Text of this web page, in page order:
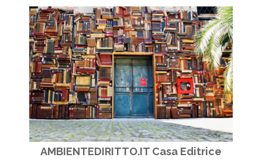
AMBIENTEDIRITTO.IT Casa Editrice